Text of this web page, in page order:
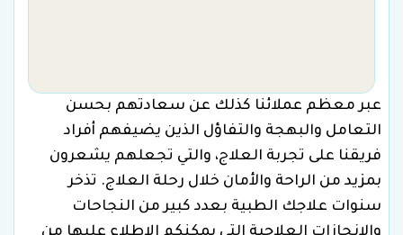
عبر معظم عملائنا كذلك عن سعادتهم بحسن
التعامل والبهجة والتفاؤل الذين يضيفهم أفراد
فريقنا على تجربة العلاج، والتي تجعلهم يشعرون
بمزيد من الراحة والأمان خلال رحلة العلاج. تذخر
سنوات علاجك الطبية بعدد كبير من النجاحات